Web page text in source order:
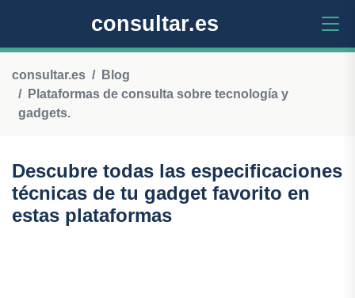
consultar.es
consultar.es
Blog
Plataformas de consulta sobre tecnología y
gadgets.
Descubre todas las especificaciones
técnicas de tu gadget favorito en
estas plataformas